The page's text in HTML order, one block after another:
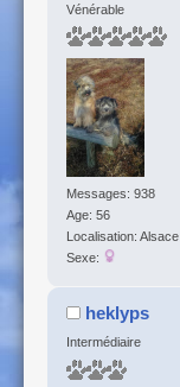
Vénérable
Messages: 938
Age: 56
Localisation: Alsace
Sexe:
heklyps
Intermédiaire